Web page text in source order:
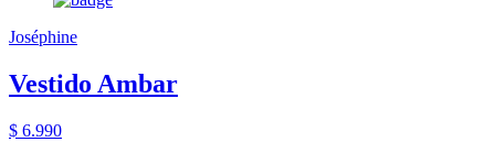
Joséphine
Vestido Ambar
$ 6.990